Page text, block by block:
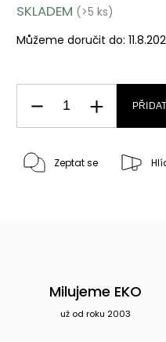
SKLADEM (>5 ks)
Můžeme doručit do:
Zeptat se
Milujeme EKO
už od roku 2003